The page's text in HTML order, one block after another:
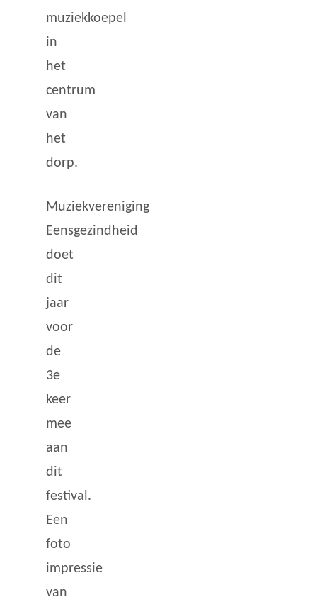
muziekkoepel
in
het
centrum
van
het
dorp.
Muziekvereniging
Eensgezindheid
doet
dit
jaar
voor
de
3e
keer
mee
aan
dit
festival.
Een
foto
impressie
van